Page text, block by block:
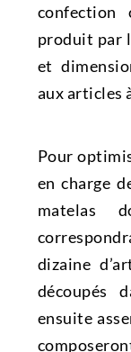
confection
produit par
et
aux articles
Pour
en charge
matelas
dizaine
découpés
ensuite